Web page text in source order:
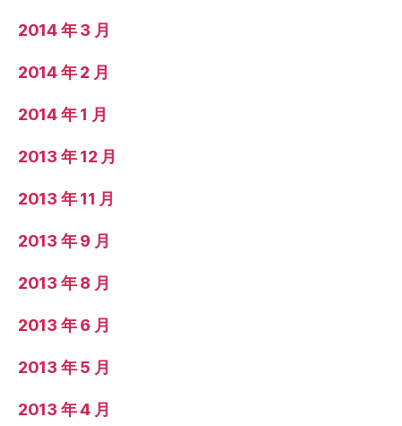
2014 年 3 月
2014 年 2 月
2014 年 1 月
2013 年 12 月
2013 年 11 月
2013 年 9 月
2013 年 8 月
2013 年 6 月
2013 年 5 月
2013 年 4 月